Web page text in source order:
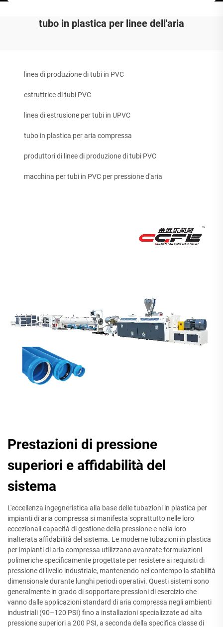
tubo in plastica per linee dell'aria
linea di produzione di tubi in PVC
estruttrice di tubi PVC
linea di estrusione per tubi in UPVC
tubo in plastica per aria compressa
produttori di linee di produzione di tubi PVC
macchina per tubi in PVC per pressione d'aria
Prestazioni di pressione
superiori e affidabilità del
sistema
L'eccellenza ingegneristica alla base delle tubazioni in plastica per
impianti di aria compressa si manifesta soprattutto nelle loro
eccezionali capacità di gestione della pressione e nella loro
inalterata affidabilità del sistema. Le moderne tubazioni in plastica
per impianti di aria compressa utilizzano avanzate formulazioni
polimeriche specificamente progettate per resistere ai requisiti di
pressione di livello industriale, mantenendo nel contempo la stabilità
dimensionale durante lunghi periodi operativi. Questi sistemi sono
generalmente in grado di sopportare pressioni di esercizio che
vanno dalle applicazioni standard di aria compressa negli ambienti
industriali (90–120 PSI) fino a installazioni specializzate ad alta
pressione superiori a 200 PSI, a seconda della specifica classe di